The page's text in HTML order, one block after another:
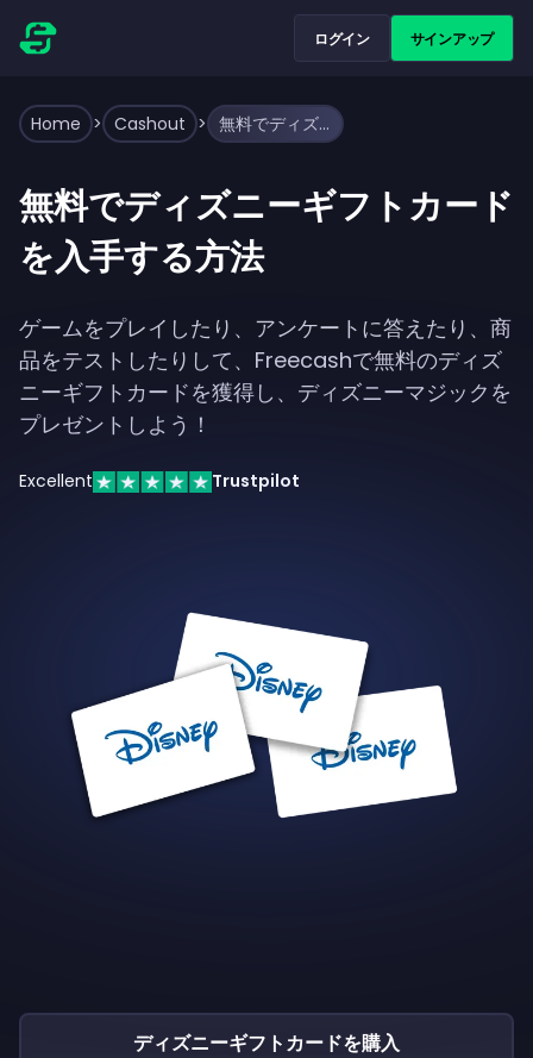
ログイン サインアップ
Home > Cashout > 無料でディズニーギフトカードを入手する方法
無料でディズニーギフトカード
を入手する方法
ゲームをプレイしたり、アンケートに答えたり、商
品をテストしたりして、Freecashで無料のディズ
ニーギフトカードを獲得し、ディズニーマジックを
プレゼントしよう！
Excellent Trustpilot
ディズニーギフトカードを購入